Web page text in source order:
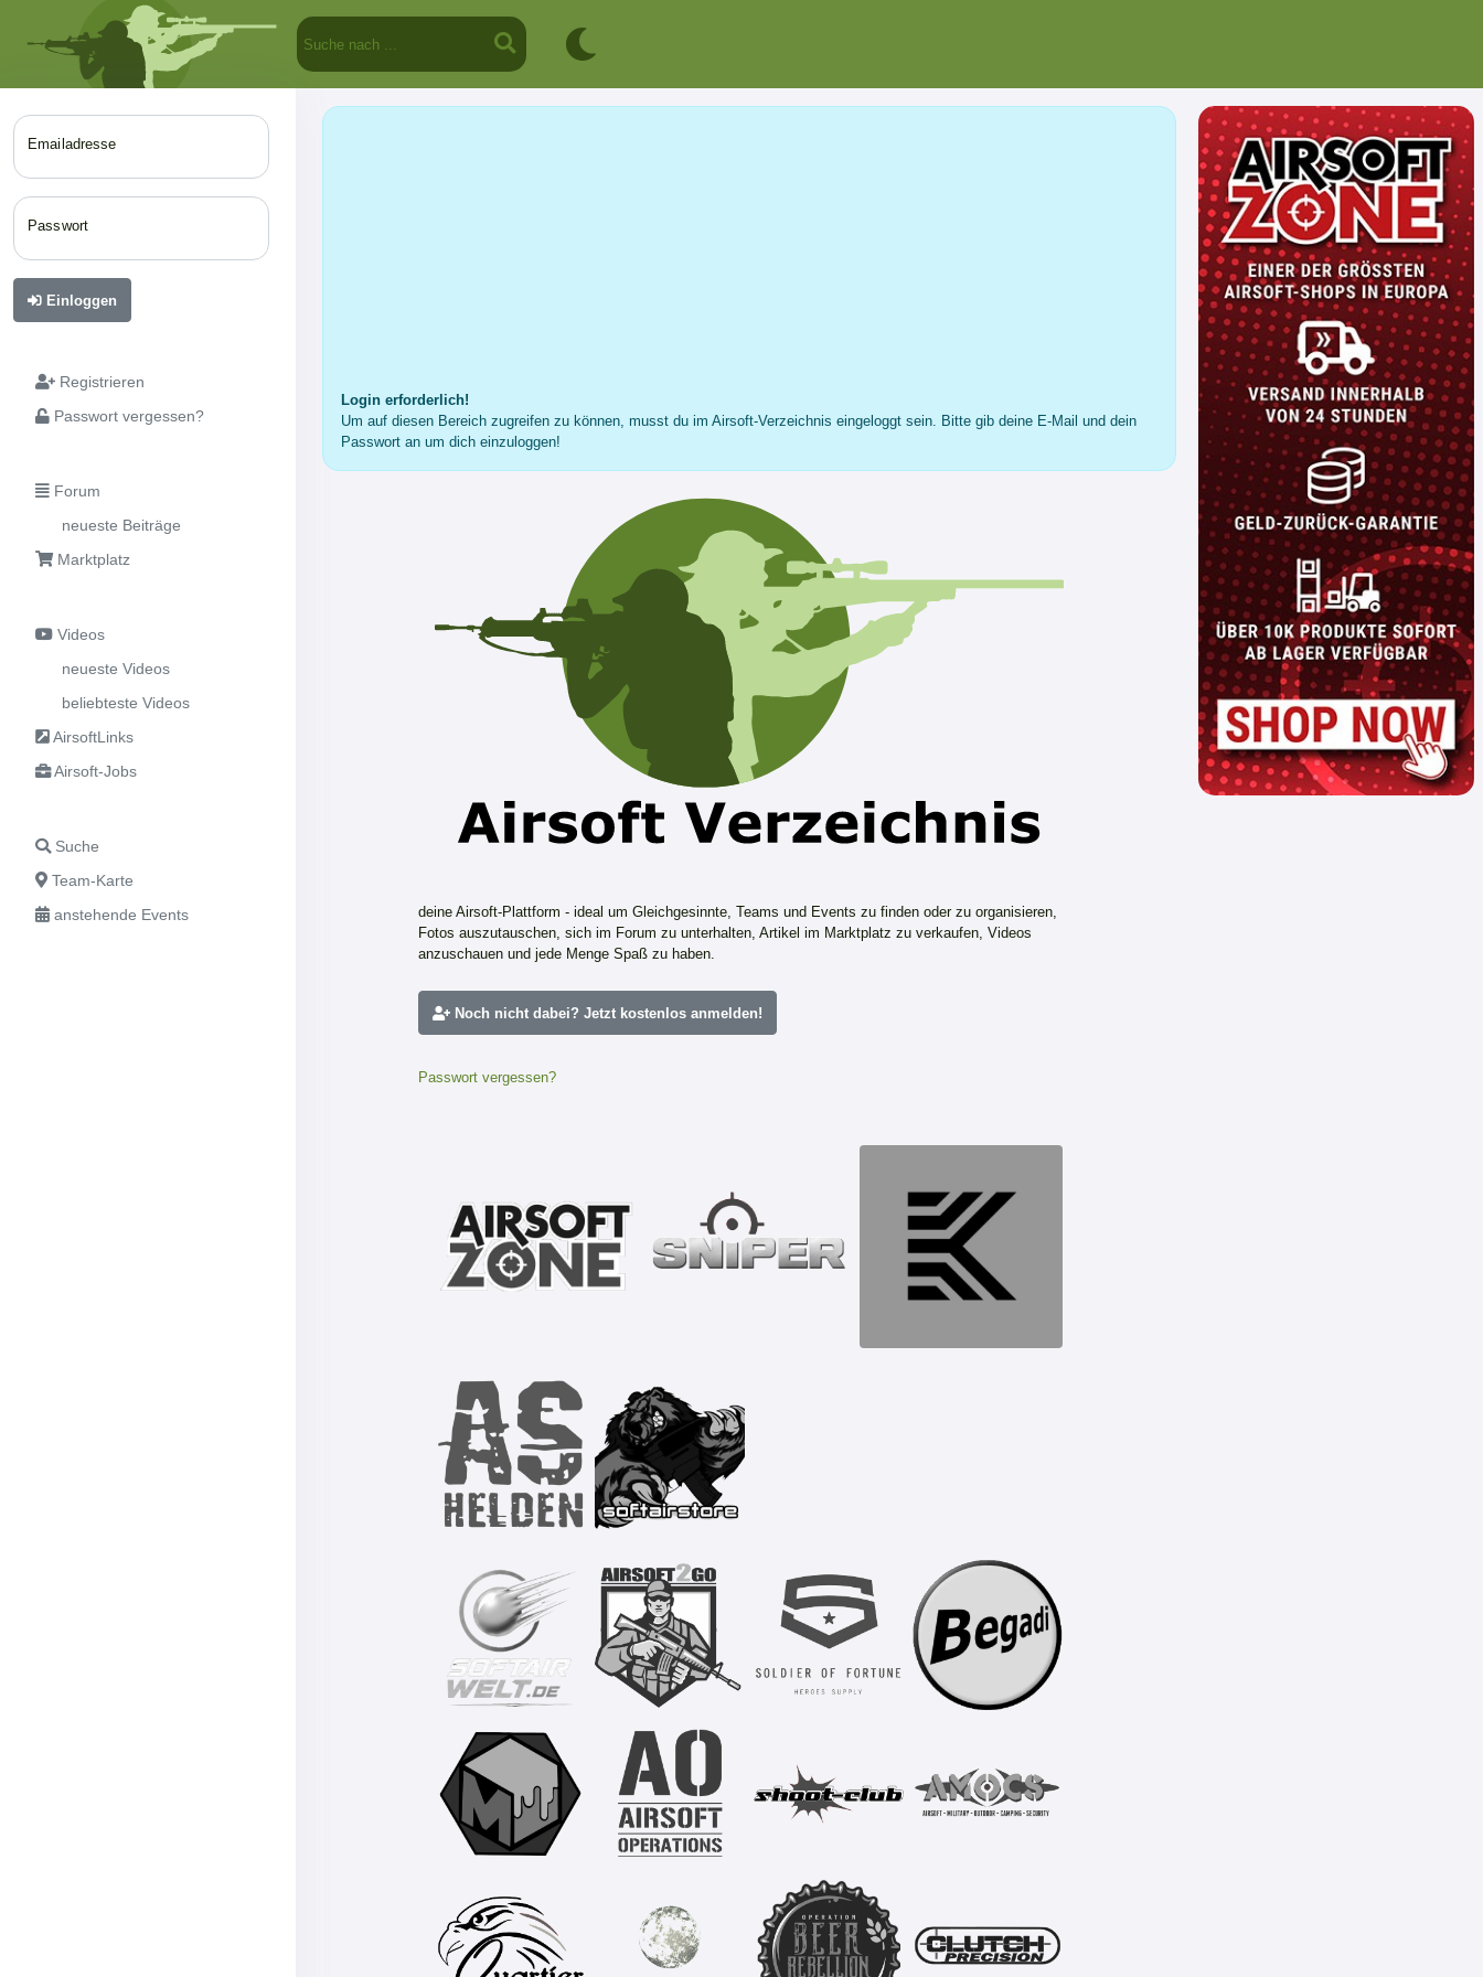
Emailadresse
Passwort
Einloggen
Registrieren
Passwort vergessen?
Forum
neueste Beiträge
Marktplatz
Videos
neueste Videos
beliebteste Videos
AirsoftLinks
Airsoft-Jobs
Suche
Team-Karte
anstehende Events
Login erforderlich!
Um auf diesen Bereich zugreifen zu können, musst du im Airsoft-Verzeichnis eingeloggt sein. Bitte gib deine E-Mail und dein
Passwort an um dich einzuloggen!
deine Airsoft-Plattform - ideal um Gleichgesinnte, Teams und Events zu finden oder zu organisieren,
Fotos auszutauschen, sich im Forum zu unterhalten, Artikel im Marktplatz zu verkaufen, Videos
anzuschauen und jede Menge Spaß zu haben.
Noch nicht dabei? Jetzt kostenlos anmelden!
Passwort vergessen?